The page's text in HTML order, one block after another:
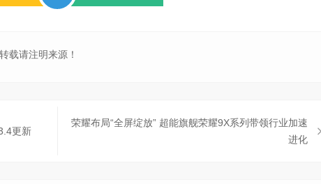
载请注明来源！
更新
荣耀布局“全屏绽放” 超能旗舰荣耀9X系列带领行业加速
进化